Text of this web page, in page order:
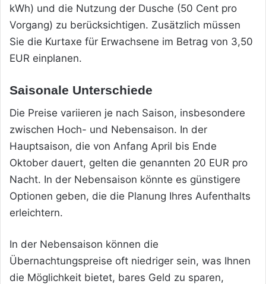
kWh) und die Nutzung der Dusche (50 Cent pro
Vorgang) zu berücksichtigen. Zusätzlich müssen
Sie die Kurtaxe für Erwachsene im Betrag von 3,50
EUR einplanen.
Saisonale Unterschiede
Die Preise variieren je nach Saison, insbesondere
zwischen Hoch- und Nebensaison. In der
Hauptsaison, die von Anfang April bis Ende
Oktober dauert, gelten die genannten 20 EUR pro
Nacht. In der Nebensaison könnte es günstigere
Optionen geben, die die Planung Ihres Aufenthalts
erleichtern.
In der Nebensaison können die
Übernachtungspreise oft niedriger sein, was Ihnen
die Möglichkeit bietet, bares Geld zu sparen,